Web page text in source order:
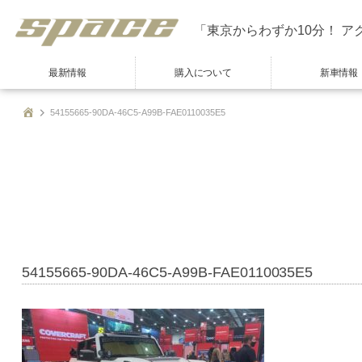
「東京からわずか10分！ ア
最新情報 購入について 新車情報
54155665-90DA-46C5-A99B-FAE0110035E5
54155665-90DA-46C5-A99B-FAE0110035E5